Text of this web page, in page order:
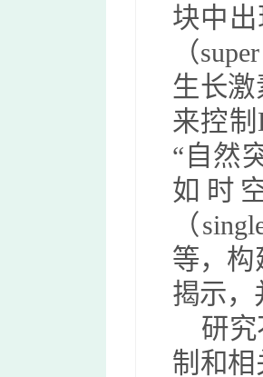
块中
（
生长
来控制
“自然
如时
（
等，构
揭示，
研
制 和